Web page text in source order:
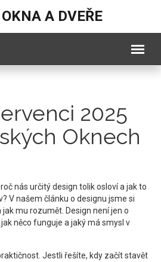
A DVEŘE
2025
Oknech
nás určitý design tolik osloví a jak to
V našem článku o designu jsme si
jak mu rozumět. Design není jen o
něco funguje a jaký má smysl v
Jestli řešíte, kdy začít stavět